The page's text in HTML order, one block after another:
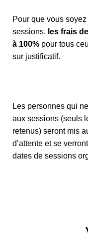
Pour que vous
sessions, les frais
à 100% pour tous
sur justificatif.
Les personnes qui
aux sessions (seuls
retenus) seront mis
d’attente et se
dates de sessions